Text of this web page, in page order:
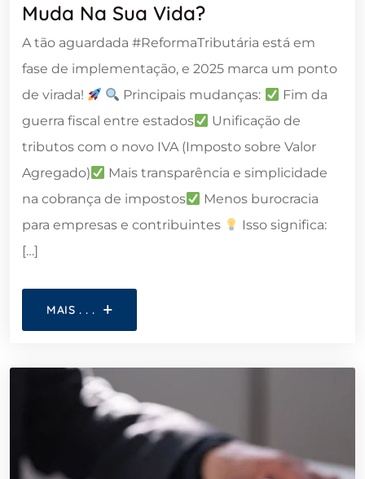
Muda Na Sua Vida?
A tão aguardada #ReformaTributária está em
fase de implementação, e 2025 marca um ponto
de virada!
Principais mudanças:
Fim da
guerra fiscal entre estados
Unificação de
tributos com o novo IVA (Imposto sobre Valor
Agregado)
Mais transparência e simplicidade
na cobrança de impostos
Menos burocracia
para empresas e contribuintes
Isso significa:
[…]
MAIS . . .